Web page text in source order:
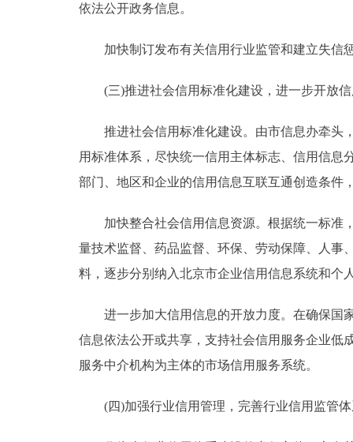
依法公开政务信息。
加快制订发布有关信用行业监管和建立失信
(三)推进社会信用标准化建设，进一步开放信
推进社会信用标准化建设。由市信息办牵头，
用标准体系，尽快统一信用主体标志、信用信
部门、地区和企业的信用信息互联互通创造条件
加快整合社会信用信息资源。根据统一标准，
量技术监督、药品监督、环保、劳动保障、人事
料，逐步分别纳入北京市企业信用信息系统和个
进一步加大信用信息的开放力度。在确保国家
信息依法公开或共享，支持社会信用服务企业低
服务中介机构为主体的市场信用服务系统。
(四)加强行业信用管理，完善行业信用监管体